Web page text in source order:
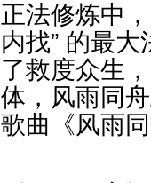
正法修炼中
内找” 的最
了救度众生
体，风雨同
歌曲《风雨